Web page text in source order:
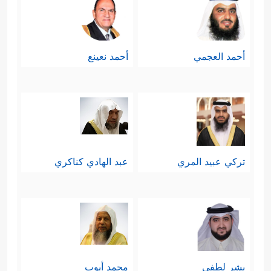
یَابِسٍ إِلَّا فِی كِتَـٰبࣲ مُّبِینࣲ﴾ومع الرقابة
والمحاسبة الذاتيَّة هناك شعورٌ بالطمأنينة
للعبث، أو النسيان، أو العشوائية حتى
ورقة الشجر الذابِلَة الساقطة! ومن باب
أَولَى سلوك هذا الإنسان المكلَّف بعمارة
الأرض
﴿وَیَعۡلَمُ مَا جَرَحۡتُم بِٱلنَّهَارِ ﴾.
المَعلَمُ السابع: عقيدة الجزاء الأخروي
الدافعة لفعل الخير وتجنُّب الشرِّ
أحمد العجمي أحمد نعينع
تركي عبيد المري عبد الهادي كناكري
بشر لطفي محمد أيوب